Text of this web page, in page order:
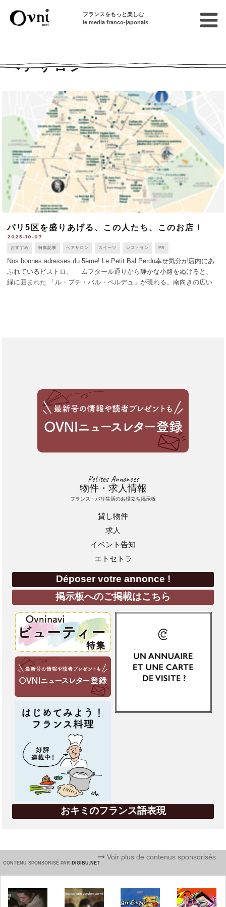
フランスをもっと楽しむ
le media franco-japonais
ヘアサロン
パリ5区を盛りあげる、この人たち、このお店！
2025-10-07
おすすめ 特集記事 ヘアサロン スイーツ レストラン PR
Nos bonnes adresses du 5ème! Le Petit Bal Perdu幸せ気分が店内にあ
ふれているビストロ。 ムフタール通りから静かな小路をぬけると、
緑に囲まれた 「ル・プチ・バル・ペルデュ」が現れる。南向きの広い
Petites Annonces
物件・求人情報
フランス・パリ生活のお役立ち掲示板
貸し物件
求人
イベント告知
エトセトラ
Déposer votre annonce !
掲示板へのご掲載はこちら
おキミのフランス語表現
CONTENU SPONSORISÉ PAR DIGIBU.NET
Voir plus de contenus sponsorisés